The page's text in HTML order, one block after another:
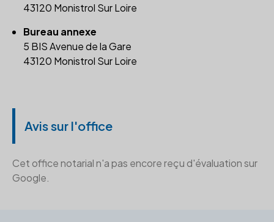
43120 Monistrol Sur Loire
Bureau annexe
5 BIS Avenue de la Gare
43120 Monistrol Sur Loire
Avis sur l'office
Cet office notarial n'a pas encore reçu d'évaluation sur
Google.